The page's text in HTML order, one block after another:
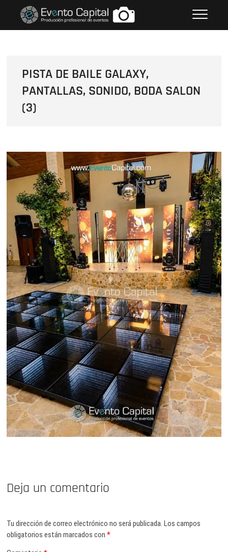
contenido
FOTOS GRUPO EMPRESARIAL
PISTA DE BAILE GALAXY,
PANTALLAS, SONIDO, BODA SALON
(3)
Deja un comentario
Tu dirección de correo electrónico no será publicada. Los campos
obligatorios están marcados con*